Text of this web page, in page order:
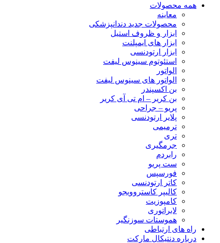
همه محصولات
معاینه
محصولات جدید دندانپزشکی
ابزار و ظروف استیل
ابزار های ایمپلنت
ابزار ارتودنسی
استئوتوم سینوس لیفت
الواتور
الواتور های سینوس لیفت
بن اکسپندر
بن کریر – ام تی آی کریر
پریو – جراحی
پلایر ارتودنسی
ترمیمی
تری
جرمگیری
رابردم
ست پریو
فورسپس
کاتر ارتودنسی
کالیپر کاستروویجو
کامپوزیت
لابراتوری
هموستات سوزنگیر
راه های ارتباطی
درباره دنتیکال مارکت